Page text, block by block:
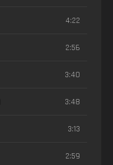
4:22
2:56
3:40
3:48
3:13
2:59